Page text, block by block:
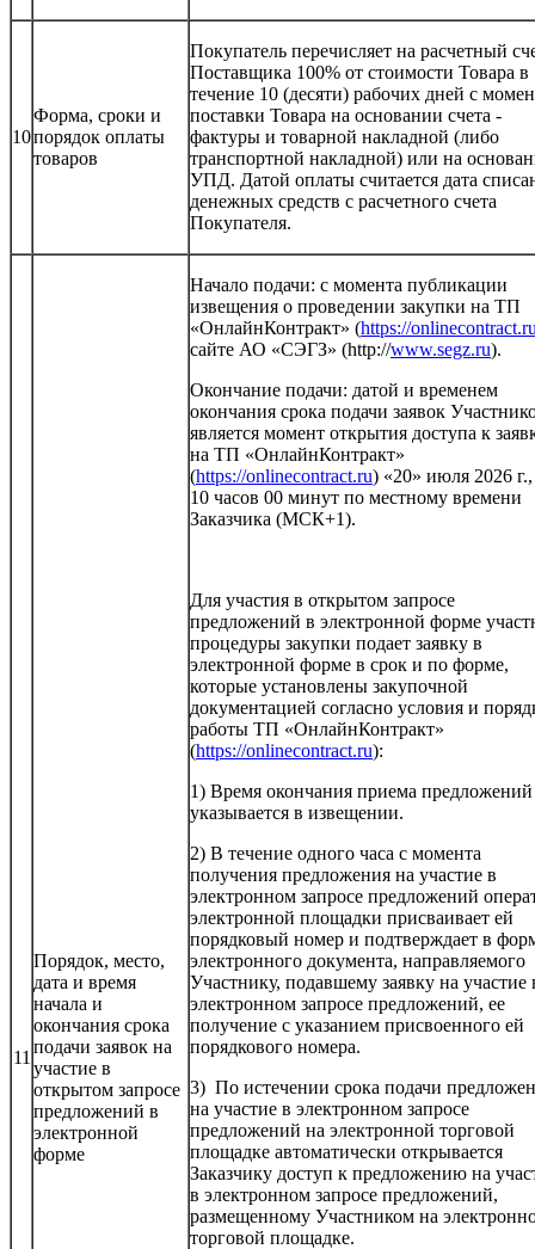
10
Форма, сроки и
порядок оплаты
товаров
Покупатель перечисляет на расчетный
Поставщика 100% от стоимости Товара в
течение 10 (десяти) рабочих дней с
поставки Товара на основании счета -
фактуры и товарной накладной (либо
транспортной накладной) или на
УПД. Датой оплаты считается дата
денежных средств с расчетного счета
Покупателя.
11
Порядок, место,
дата и время
начала и
окончания срока
подачи заявок на
участие в
открытом запросе
предложений в
электронной
форме
Начало подачи: с момента публикации
извещения о проведении закупки на ТП
«ОнлайнКонтракт» (https://
сайте АО «СЭГЗ» (http://www.segz.ru).
Окончание подачи: датой и временем
окончания срока подачи заявок
является момент открытия доступа к
на ТП «ОнлайнКонтракт»
(https://onlinecontract.ru) «20» июля 2026 г.,
10 часов 00 минут по местному времени
Заказчика (МСК+1).
Для участия в открытом запросе
предложений в электронной форме
процедуры закупки подает заявку в
электронной форме в срок и по форме,
которые установлены закупочной
документацией согласно условия и
работы ТП «ОнлайнКонтракт»
(https://onlinecontract.ru):
1) Время окончания приема предложений
указывается в извещении.
2) В течение одного часа с момента
получения предложения на участие в
электронном запросе предложений
электронной площадки присваивает ей
порядковый номер и подтверждает в
электронного документа, направляемого
Участнику, подавшему заявку на участие
электронном запросе предложений, ее
получение с указанием присвоенного ей
порядкового номера.
3) По истечении срока подачи
на участие в электронном запросе
предложений на электронной торговой
площадке автоматически открывается
Заказчику доступ к предложению на
в электронном запросе предложений,
размещенному Участником на
торговой площадке.